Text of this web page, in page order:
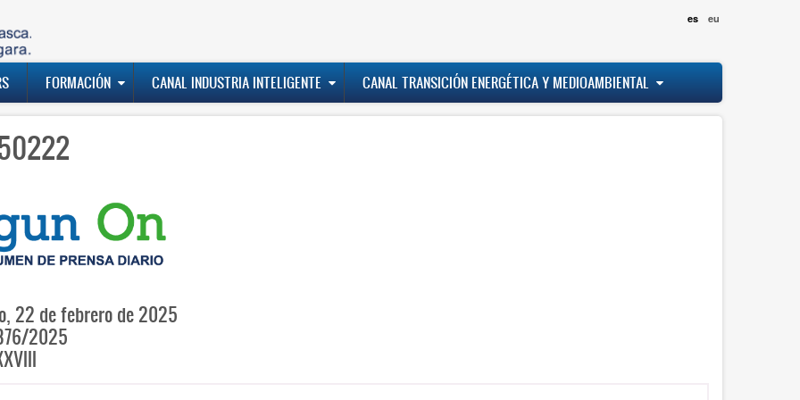
es eu
FORMACIÓN CANAL INDUSTRIA INTELIGENTE CANAL TRANSICIÓN ENERGÉTICA Y MEDIOAMBIENTAL
22 de febrero de 2025
2025